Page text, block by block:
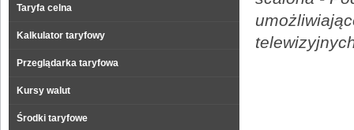
Taryfa celna
Kalkulator taryfowy
Przeglądarka taryfowa
Kursy walut
Środki taryfowe